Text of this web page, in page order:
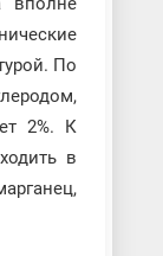
По
2%. К
в